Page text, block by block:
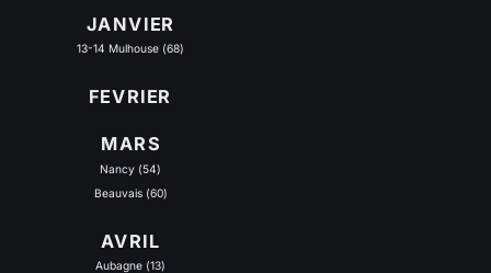
JANVIER
13-14 Mulhouse (68)
FEVRIER
MARS
Nancy (54)
Beauvais (60)
AVRIL
Aubagne (13)